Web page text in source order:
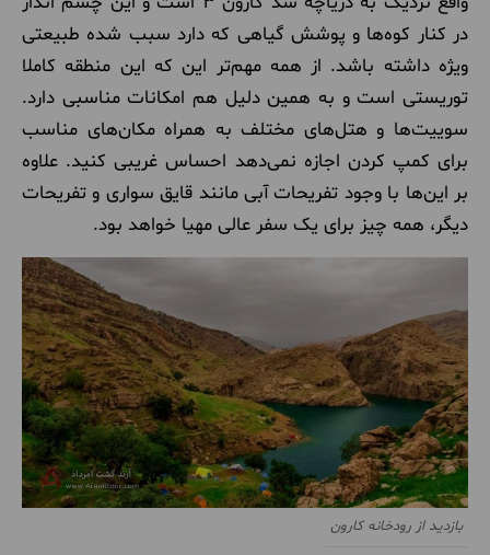
در کنار کوه‌ها و پوشش گیاهی که دارد سبب شده طبیعتی
ویژه داشته باشد. از همه مهم‌تر این که این منطقه کاملا
توریستی است و به همین دلیل هم امکانات مناسبی دارد.
سوییت‌ها و هتل‌های مختلف به همراه مکان‌های مناسب
برای کمپ کردن اجازه نمی‌دهد احساس غریبی کنید. علاوه
بر این‌ها با وجود تفریحات آبی مانند قایق سواری و تفریحات
دیگر، همه چیز برای یک سفر عالی مهیا خواهد بود.
بازدید از رودخانه کارون